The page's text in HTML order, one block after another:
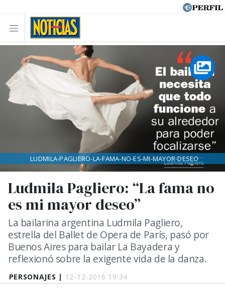
PERSONAJES | 12-12-2016 19:34
Ludmila Pagliero: “La fama no
es mi mayor deseo”
La bailarina argentina Ludmila Pagliero,
estrella del Ballet de Opera de París, pasó por
Buenos Aires para bailar La Bayadera y
reflexionó sobre la exigente vida de la danza.
LUDMILA-PAGLIERO-LA-FAMA-NO-ES-MI-MAYOR-DESEO